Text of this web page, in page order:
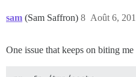
sam (Sam Saffron) Août 6,
8
One issue that keeps on biting